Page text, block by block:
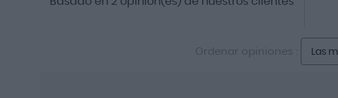
Ordenar opiniones :